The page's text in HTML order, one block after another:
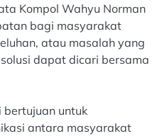
Kompol Wahyu Norman
bagi masyarakat
atau masalah yang
dapat dicari bersama
bertujuan untuk
antara masyarakat